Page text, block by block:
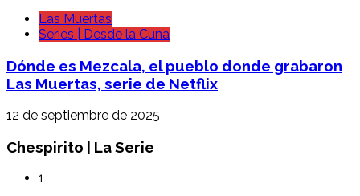
Las Muertas
Series | Desde la Cuna
Dónde es Mezcala, el pueblo donde grabaron
Las Muertas, serie de Netflix
12 de septiembre de 2025
Chespirito | La Serie
1